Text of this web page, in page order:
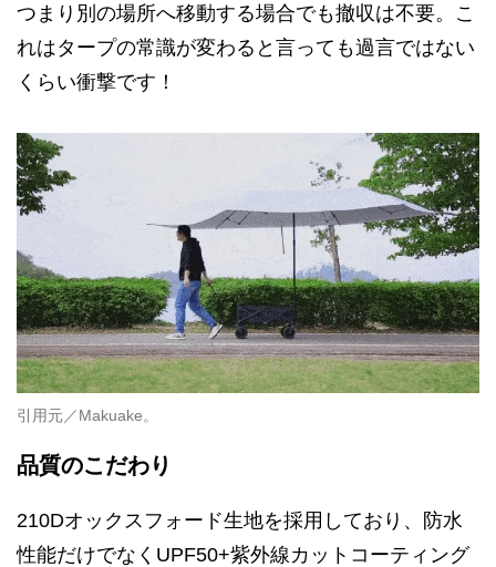
つまり別の場所へ移動する場合でも撤収は不要。こ
れはタープの常識が変わると言っても過言ではない
くらい衝撃です！
引用元／Makuake。
品質のこだわり
210Dオックスフォード生地を採用しており、防水
性能だけでなくUPF50+紫外線カットコーティング